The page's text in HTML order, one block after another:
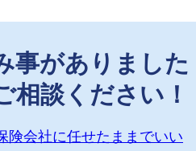
事がありました
相談ください！
険会社に任せたままでいい